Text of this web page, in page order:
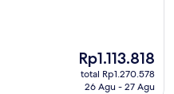
Harga
sekarang
Rp1.113.818
Rp1.113.818
total Rp1.270.578
26 Agu - 27 Agu